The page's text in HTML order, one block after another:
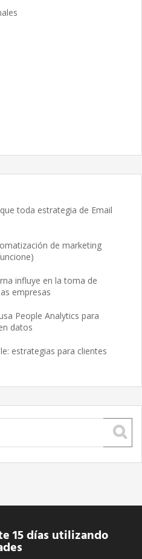
toda estrategia de Email
de marketing
influye en la toma de
empresas
People Analytics para
datos
estrategias para clientes
15 días utilizando